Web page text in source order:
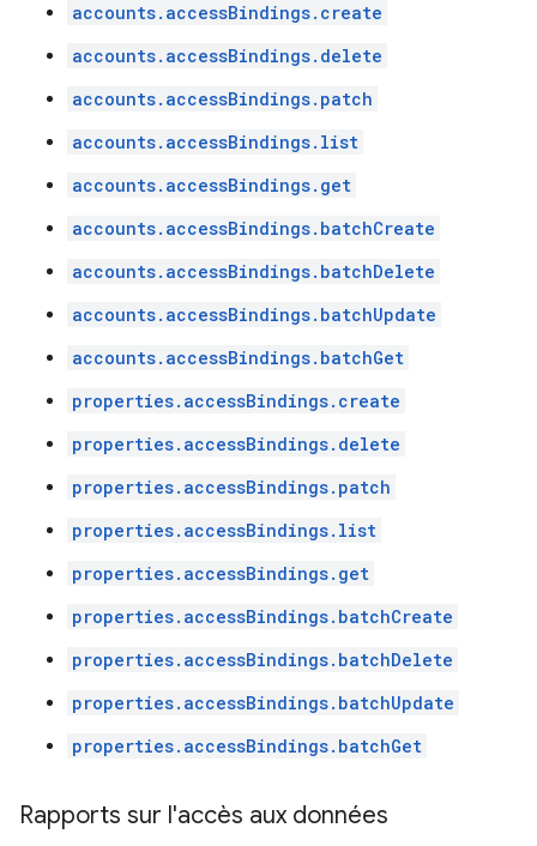
accounts.accessBindings.create
accounts.accessBindings.delete
accounts.accessBindings.patch
accounts.accessBindings.list
accounts.accessBindings.get
accounts.accessBindings.batchCreate
accounts.accessBindings.batchDelete
accounts.accessBindings.batchUpdate
accounts.accessBindings.batchGet
properties.accessBindings.create
properties.accessBindings.delete
properties.accessBindings.patch
properties.accessBindings.list
properties.accessBindings.get
properties.accessBindings.batchCreate
properties.accessBindings.batchDelete
properties.accessBindings.batchUpdate
properties.accessBindings.batchGet
Rapports sur l'accès aux données